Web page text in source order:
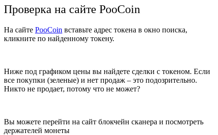
Проверка на сайте PooCoin
На сайте PooCoin вставьте адрес токена в окно поиска,
кликните по найденному токену.
Ниже под графиком цены вы найдете сделки с токеном. Если
все покупки (зеленые) и нет продаж – это подозрительно.
Никто не продает, потому что не может?
Вы можете перейти на сайт блокчейн сканера и посмотреть
держателей монеты